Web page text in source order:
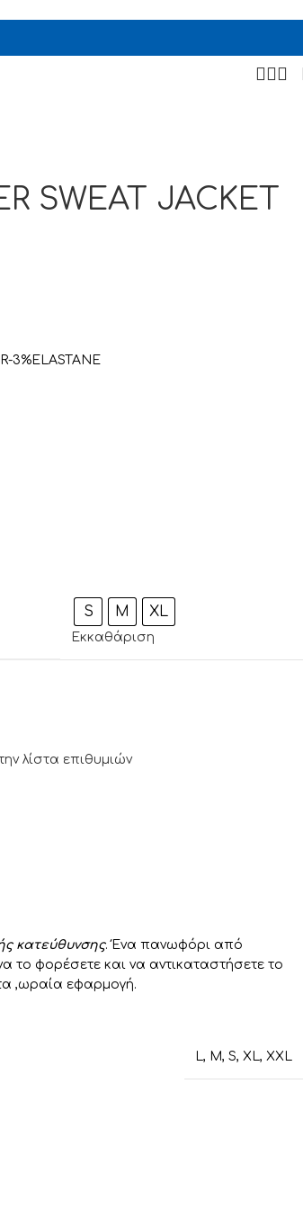
SWEAT JACKET
3%ELASTANE
S M XL
Εκκαθάριση
λίστα επιθυμιών
κατεύθυνσης. Ένα πανωφόρι από
το φορέσετε και να αντικαταστήσετε το
,ωραία εφαρμογή.
L, M, S, XL, XXL